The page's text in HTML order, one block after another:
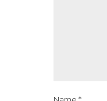
Name *